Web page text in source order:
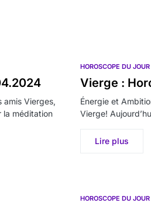
amis Vierges,
la méditation
HOROSCOPE DU
Vierge :
Énergie et
Vierge!
Lire plus
HOROSCOPE DU